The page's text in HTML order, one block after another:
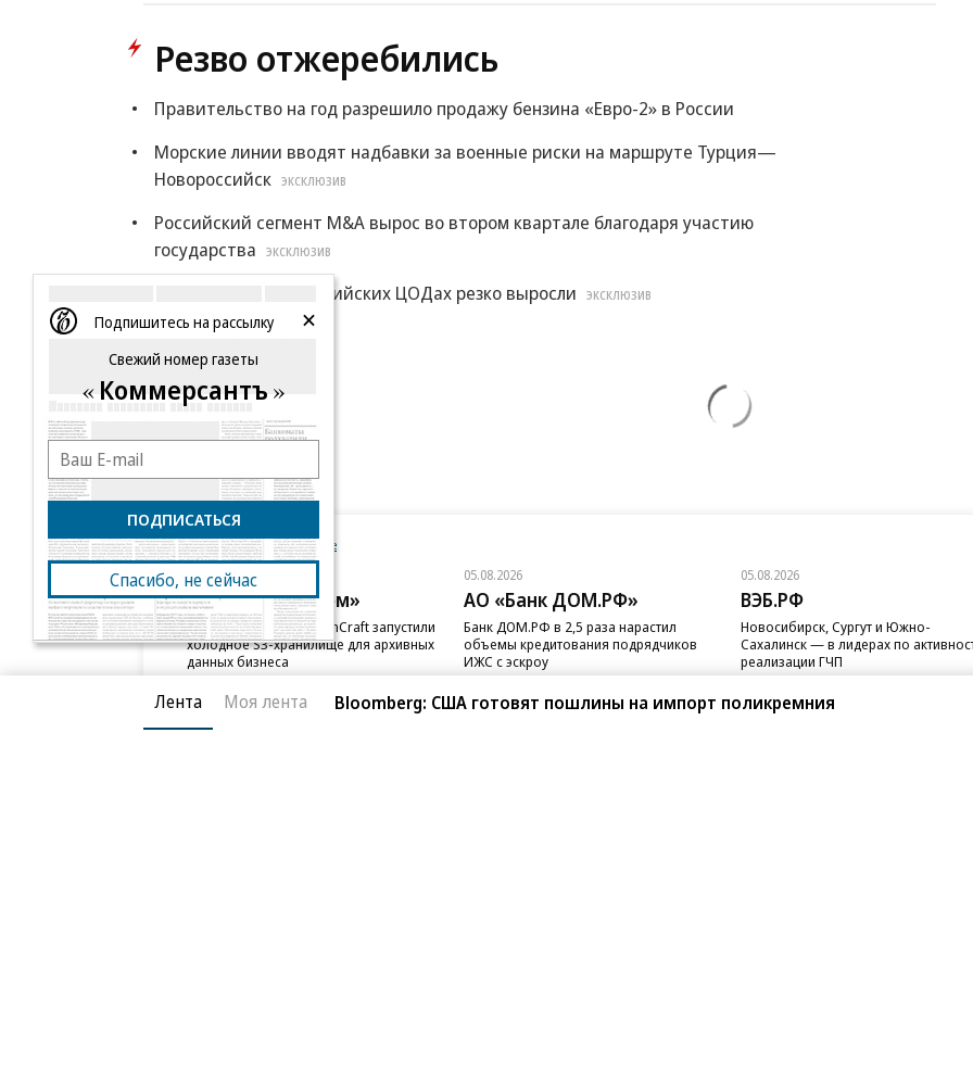
Резво отжеребились
Правительство на год разрешило продажу бензина «Евро-2» в России
Морские линии вводят надбавки за военные риски на маршруте Турция—
Новороссийск
ЭКСКЛЮЗИВ
Российский сегмент M&A вырос во втором квартале благодаря участию
государства
ЭКСКЛЮЗИВ
Цены на места в российских ЦОДах резко выросли ЭКСКЛЮЗИВ
Еще
Новости компаний Все
05.08.2026
ПАО «ВымпелКом»
Beeline Cloud и PlatformCraft запустили
холодное S3-хранилище для архивных
данных бизнеса
05.08.2026
АО «Банк ДОМ.РФ»
Банк ДОМ.РФ в 2,5 раза нарастил
объемы кредитования подрядчиков
ИЖС с эскроу
05.08.2026
ВЭБ.РФ
Новосибирск, Сургут и Южно-
Сахалинск — в лидерах по
реализации ГЧП
Лента Моя лента Bloomberg: США готовят пошлины на импорт поликремния
Подпишитесь на рассылку
Свежий номер газеты
Коммерсантъ
ПОДПИСАТЬСЯ
Спасибо, не сейчас